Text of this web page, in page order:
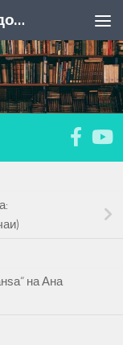
Филозофско друштво на Македонија
на Ана